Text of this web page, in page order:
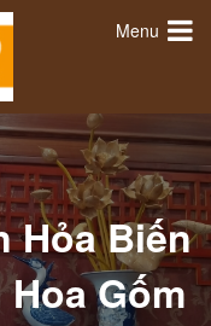
Menu
Hỏa Biến
Gốm